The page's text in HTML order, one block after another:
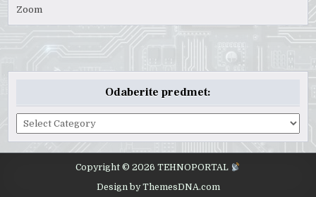
Zoom
Odaberite predmet:
Odaberite
predmet:
Copyright © 2026 TEHNOPORTAL
Design by ThemesDNA.com